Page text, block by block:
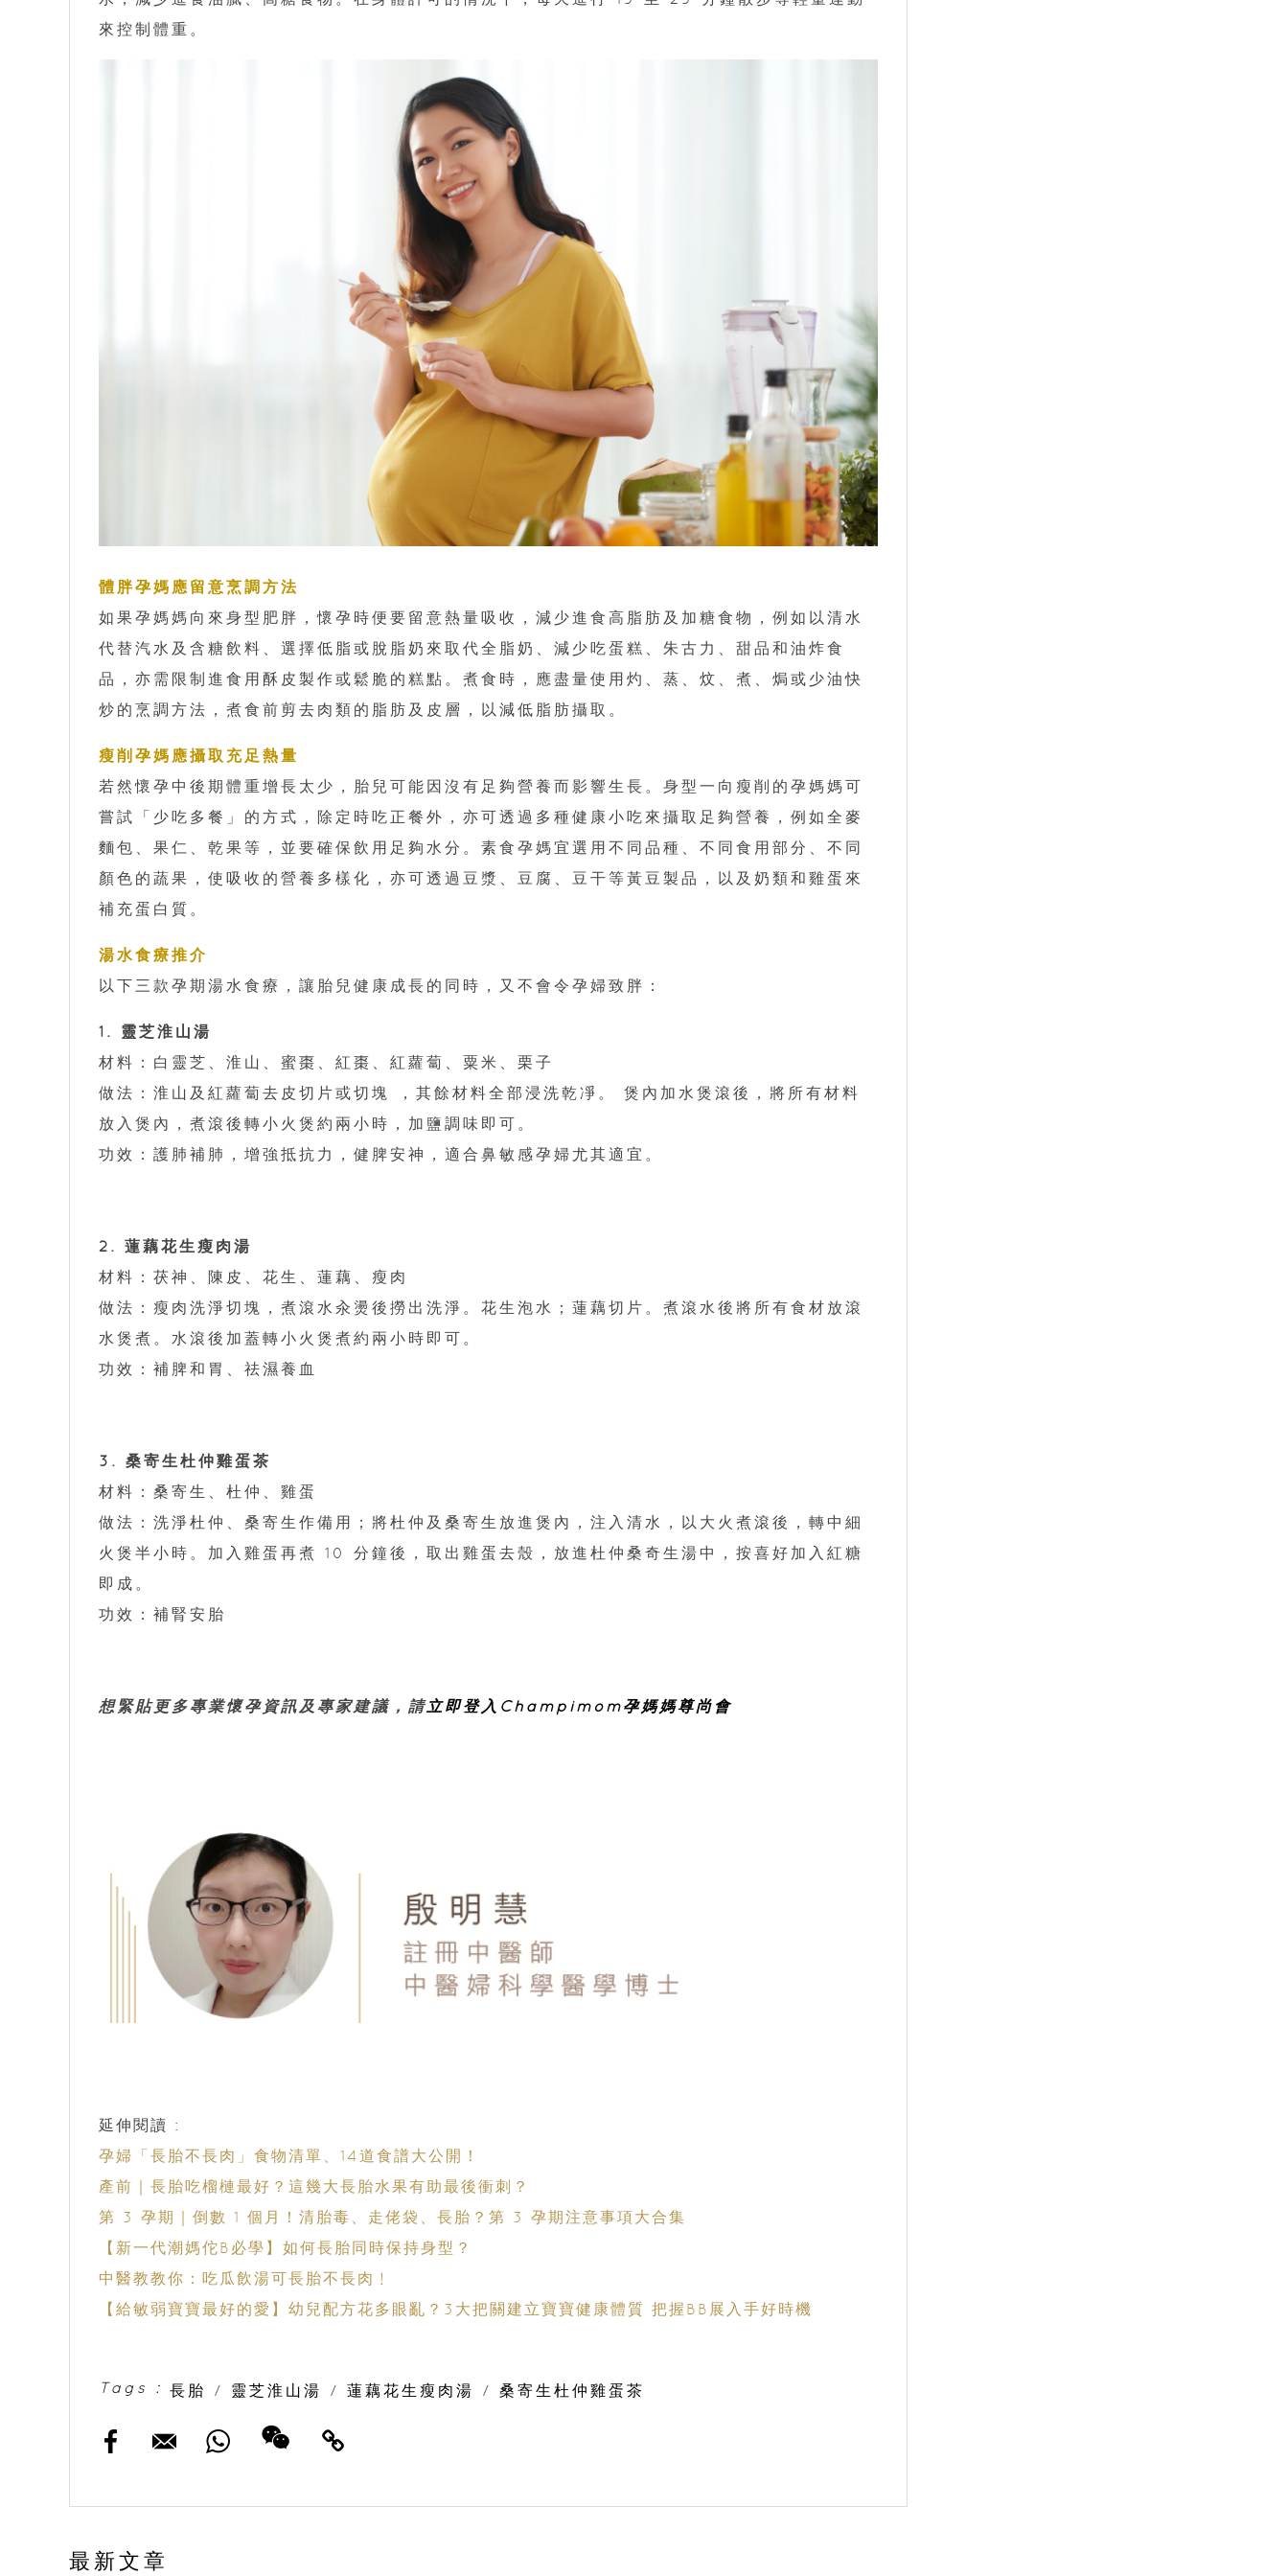
來控制體重。
體胖孕媽應留意烹調方法
如果孕媽媽向來身型肥胖，懷孕時便要留意熱量吸收，減少進食高脂肪及加糖食物，例如以清水
代替汽水及含糖飲料、選擇低脂或脫脂奶來取代全脂奶、減少吃蛋糕、朱古力、甜品和油炸食
品，亦需限制進食用酥皮製作或鬆脆的糕點。煮食時，應盡量使用灼、蒸、炆、煮、焗或少油快
炒的烹調方法，煮食前剪去肉類的脂肪及皮層，以減低脂肪攝取。
瘦削孕媽應攝取充足熱量
若然懷孕中後期體重增長太少，胎兒可能因沒有足夠營養而影響生長。身型一向瘦削的孕媽媽可
嘗試「少吃多餐」的方式，除定時吃正餐外，亦可透過多種健康小吃來攝取足夠營養，例如全麥
麵包、果仁、乾果等，並要確保飲用足夠水分。素食孕媽宜選用不同品種、不同食用部分、不同
顏色的蔬果，使吸收的營養多樣化，亦可透過豆漿、豆腐、豆干等黃豆製品，以及奶類和雞蛋來
補充蛋白質。
湯水食療推介
以下三款孕期湯水食療，讓胎兒健康成長的同時，又不會令孕婦致胖：
1. 靈芝淮山湯
材料：白靈芝、淮山、蜜棗、紅棗、紅蘿蔔、粟米、栗子
做法：淮山及紅蘿蔔去皮切片或切塊 ，其餘材料全部浸洗乾凈。 煲內加水煲滾後，將所有材料
放入煲內，煮滾後轉小火煲約兩小時，加鹽調味即可。
功效：護肺補肺，增強抵抗力，健脾安神，適合鼻敏感孕婦尤其適宜。
2. 蓮藕花生瘦肉湯
材料：茯神、陳皮、花生、蓮藕、瘦肉
做法：瘦肉洗淨切塊，煮滾水汆燙後撈出洗淨。花生泡水；蓮藕切片。煮滾水後將所有食材放滾
水煲煮。水滾後加蓋轉小火煲煮約兩小時即可。
功效：補脾和胃、祛濕養血
3. 桑寄生杜仲雞蛋茶
材料：桑寄生、杜仲、雞蛋
做法：洗淨杜仲、桑寄生作備用；將杜仲及桑寄生放進煲內，注入清水，以大火煮滾後，轉中細
火煲半小時。加入雞蛋再煮 10 分鐘後，取出雞蛋去殼，放進杜仲桑奇生湯中，按喜好加入紅糖
即成。
功效：補腎安胎
想緊貼更多專業懷孕資訊及專家建議，請立即登入Champimom孕媽媽尊尚會
延伸閱讀 :
孕婦「長胎不長肉」食物清單、14道食譜大公開！
產前｜長胎吃榴槤最好？這幾大長胎水果有助最後衝刺？
第 3 孕期｜倒數 1 個月！清胎毒、走佬袋、長胎？第 3 孕期注意事項大合集
【新一代潮媽佗B必學】如何長胎同時保持身型？
中醫教教你：吃瓜飲湯可長胎不長肉﹗
【給敏弱寶寶最好的愛】幼兒配方花多眼亂？3大把關建立寶寶健康體質 把握BB展入手好時機
Tags : 長胎 / 靈芝淮山湯 / 蓮藕花生瘦肉湯 / 桑寄生杜仲雞蛋茶
最新文章